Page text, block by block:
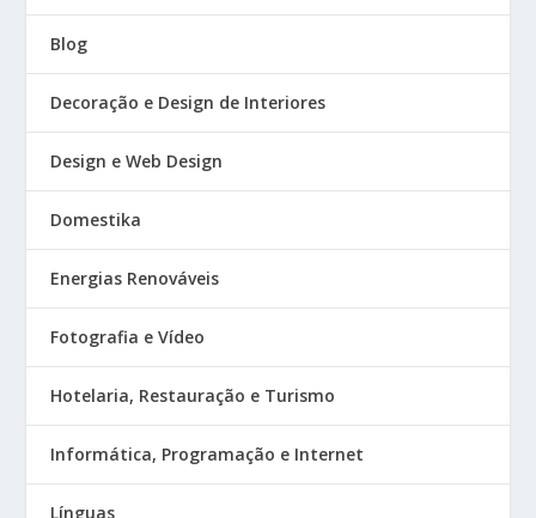
Blog
Decoração e Design de Interiores
Design e Web Design
Domestika
Energias Renováveis
Fotografia e Vídeo
Hotelaria, Restauração e Turismo
Informática, Programação e Internet
Línguas